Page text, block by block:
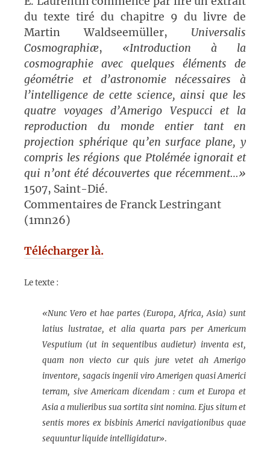
du texte tiré du chapitre 9 du livre de
Martin Waldseemüller, Universalis
Cosmographiæ, «Introduction à la
cosmographie avec quelques éléments de
géométrie et d’astronomie nécessaires à
l’intelligence de cette science, ainsi que les
quatre voyages d’Amerigo Vespucci et la
reproduction du monde entier tant en
projection sphérique qu’en surface plane, y
compris les régions que Ptolémée ignorait et
qui n’ont été découvertes que récemment…»
1507, Saint-Dié.
Commentaires de Franck Lestringant
(1mn26)
Télécharger là.
Le texte :
«Nunc Vero et hae partes (Europa, Africa, Asia) sunt
latius lustratae, et alia quarta pars per Americum
Vesputium (ut in sequentibus audietur) inventa est,
quam non viecto cur quis jure vetet ah Amerigo
inventore, sagacis ingenii viro Amerigen quasi Americi
terram, sive Americam dicendam : cum et Europa et
Asia a mulieribus sua sortita sint nomina. Ejus situm et
sentis mores ex bisbinis Americi navigationibus quae
sequuntur liquide intelligidatur».